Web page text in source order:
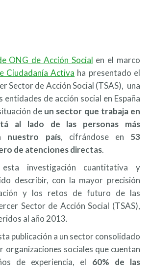
ONG de Acción Social en el marco
Ciudadanía Activa ha presentado el
Sector de Acción Social (TSAS), una
de acción social en España
de un sector que trabaja en
al lado de las personas más
nuestro país, cifrándose en 53
de atenciones directas.
investigación cuantitativa y
describir, con la mayor precisión
y los retos de futuro de las
Sector de Acción Social (TSAS),
al año 2013.
publicación a un sector consolidado
organizaciones sociales que cuentan
de experiencia, el 60% de las